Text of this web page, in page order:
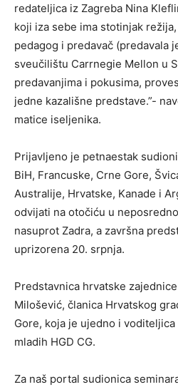
redateljica iz Zagreba Nina
koji iza sebe ima stotinjak
pedagog i predavač (predavala
sveučilištu Carrnegie Mellon u
predavanjima i pokusima,
jedne kazališne predstave.”-
matice iseljenika.
Prijavljeno je petnaestak
BiH, Francuske, Crne Gore,
Australije, Hrvatske, Kanade i
odvijati na otočiću u
nasuprot Zadra, a završna
uprizorena 20. srpnja.
Predstavnica hrvatske
Milošević, članica Hrvatskog
Gore, koja je ujedno i
mladih HGD CG.
Za naš portal sudionica